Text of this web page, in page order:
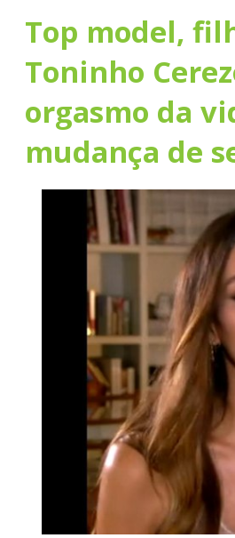
Top model,
Toninho
orgasmo da
mudança de